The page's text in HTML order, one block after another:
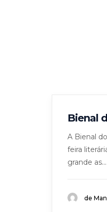
Bienal
A Bienal
feira
grande as...
de